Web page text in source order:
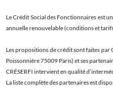
Le Crédit Social des Fonctionnaires est
annuelle renouvelable (conditions et
Les propositions de crédit sont faites par
Poissonnière 75009 Paris) et ses
CRÉSERFI intervient en qualité
La liste complète des partenaires est